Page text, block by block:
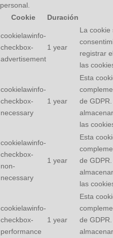
personal.
Cookie
Duración
cookielawinfo-
checkbox-
advertisement
1 year
La cookie
registrar
las
cookielawinfo-
checkbox-
necessary
1 year
Esta
de
las
cookielawinfo-
checkbox-
non-
necessary
1 year
Esta
de
las
cookielawinfo-
checkbox-
performance
1 year
Esta
de